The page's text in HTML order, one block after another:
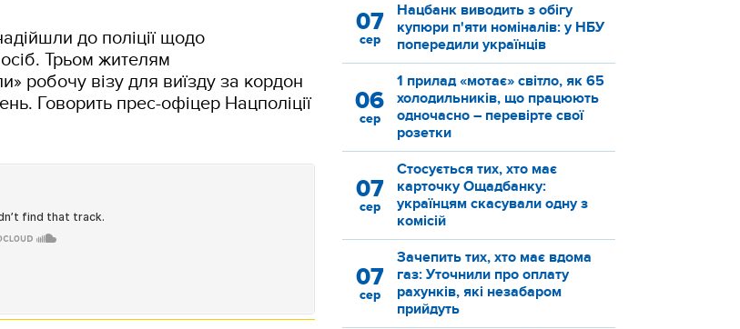
до поліції щодо
Трьом жителям
робочу візу для виїзду за кордон
Говорить прес-офіцер Нацполіції
07
сер
Нацбанк виводить з обігу
купюри п'яти номіналів: у НБУ
попередили українців
06
сер
1 прилад «мотає» світло, як 65
холодильників, що працюють
одночасно – перевірте свої
розетки
07
сер
Стосується тих, хто має
карточку Ощадбанку:
українцям скасували одну з
комісій
07
сер
Зачепить тих, хто має вдома
газ: Уточнили про оплату
рахунків, які незабаром
прийдуть